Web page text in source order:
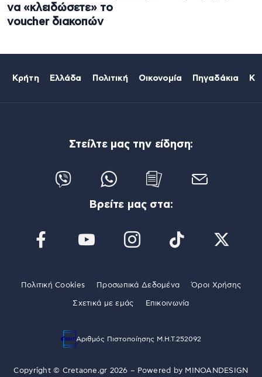
να «κλειδώσετε» το
voucher διακοπών
Κρήτη Ελλάδα Πολιτική Οικονομία Πηγαδάκια
Στείλτε μας την είδηση:
Βρείτε μας στα:
Πολιτική Cookies Προσωπικά Δεδομένα Όροι Χρήσης
Σχετικά με εμάς Επικοινωνία
Αριθμός Πιστοποίησης Μ.Η.Τ.252092
Copyright © Cretaone.gr 2026 – Powered by MINOANDESIGN